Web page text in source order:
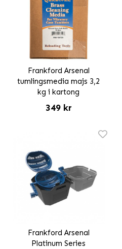
Frankford Arsenal
tumlingsmedia majs 3,2
kg i kartong
349 kr
Frankford Arsenal
Platinum Series